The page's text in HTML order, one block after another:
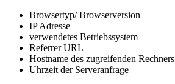
Browsertyp/ Browserversion
IP Adresse
verwendetes Betriebssystem
Referrer URL
Hostname des zugreifenden Rechners
Uhrzeit der Serveranfrage